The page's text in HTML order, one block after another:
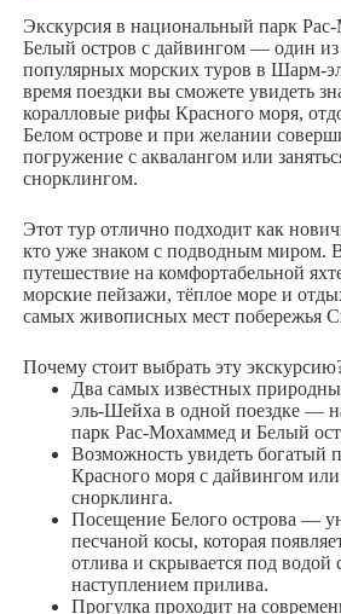
Экскурсия в национальный парк
Белый остров с дайвингом — один
популярных морских туров в Шарм-
время поездки вы сможете увидеть
коралловые рифы Красного моря,
Белом острове и при желании
погружение с аквалангом или
снорклингом.
Этот тур отлично подходит как
кто уже знаком с подводным миром.
путешествие на комфортабельной
морские пейзажи, тёплое море и
самых живописных мест побережья
Почему стоит выбрать эту
Два самых известных
эль-Шейха в одной поездке —
парк Рас-Мохаммед и Белый
Возможность увидеть богатый
Красного моря с дайвингом
снорклинга.
Посещение Белого острова —
песчаной косы, которая
отлива и скрывается под водой
наступлением прилива.
Прогулка проходит на